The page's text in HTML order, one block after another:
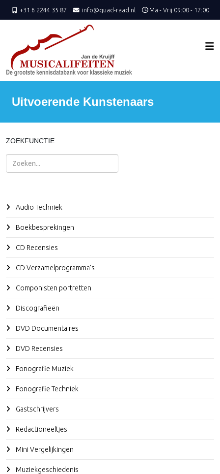
+31 6 2244 35 87 info@quad-raad.nl Ma - Vrij 09:00 - 17:00
Uitvoerende Kunstenaars
ZOEKFUNCTIE
Zoeken
Audio Techniek
Boekbesprekingen
CD Recensies
CD Verzamelprogramma's
Componisten portretten
Discografieën
DVD Documentaires
DVD Recensies
Fonografie Muziek
Fonografie Techniek
Gastschrijvers
Redactioneeltjes
Mini Vergelijkingen
Muziekgeschiedenis